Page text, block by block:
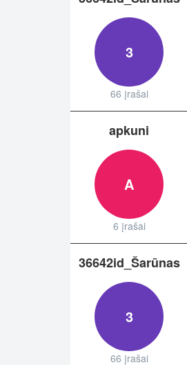
3
66 įrašai
apkuni
A
6 įrašai
36642id_Šarūnas
3
66 įrašai